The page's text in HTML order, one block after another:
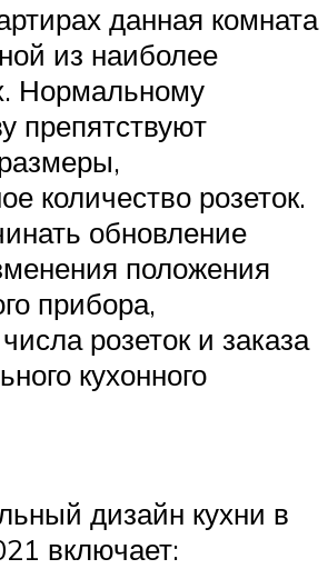
данная комната
из наиболее
Нормальному
препятствуют
количество розеток.
обновление
положения
прибора,
розеток и заказа
кухонного
дизайн кухни в
включает: